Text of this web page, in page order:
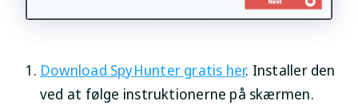
Download SpyHunter gratis her. Installer den
ved at følge instruktionerne på skærmen.